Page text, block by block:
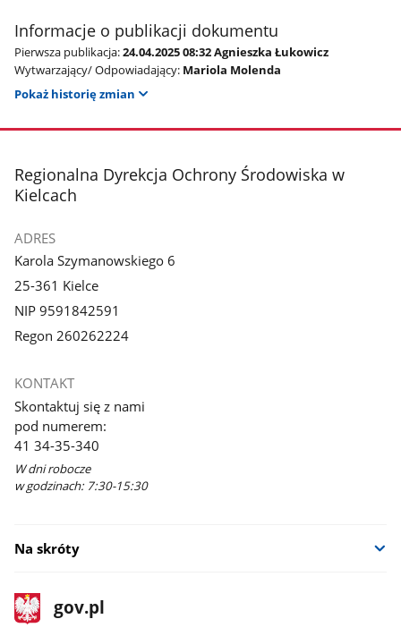
Informacje o publikacji dokumentu
Pierwsza publikacja:24.04.2025 08:32 Agnieszka Łukowicz
Wytwarzający/ Odpowiadający: Mariola Molenda
Pokaż historię zmian
stopka
Regionalna Dyrekcja Ochrony Środowiska w
Kielcach
ADRES
Karola Szymanowskiego 6
25-361 Kielce
NIP 9591842591
Regon 260262224
KONTAKT
Skontaktuj się z nami
pod numerem:
41 34-35-340
W dni robocze
w godzinach: 7:30-15:30
Na skróty
stopka
gov.pl
Strona
gov.pl